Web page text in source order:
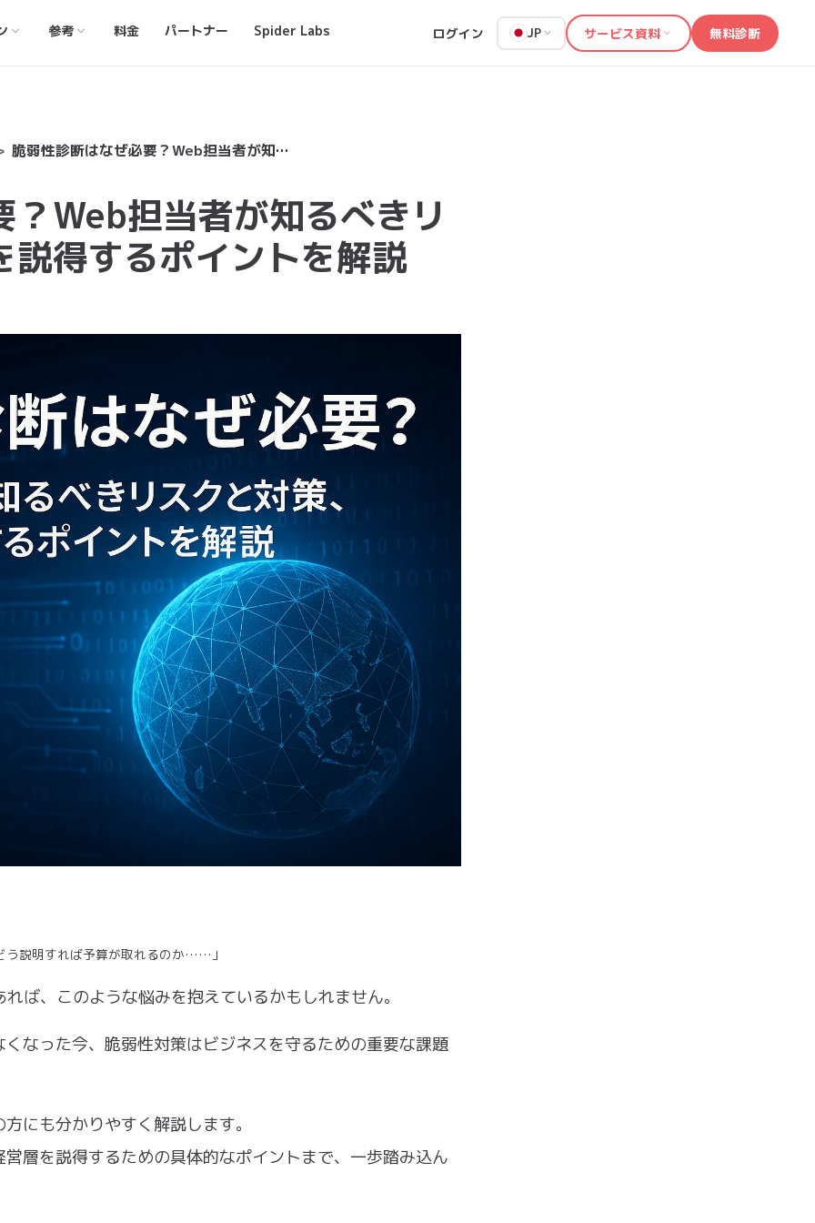
参考 料金 パートナー Spider Labs ログイン JP サービス資料 無料診断
脆弱性診断はなぜ必要？Web担当者が知るべきリスクと対策、経営層を説得するポイントを解説
Web担当者が知るべきリ
得するポイントを解説
う説明すれば予算が取れるのか……」
ば、このような悩みを抱えているかもしれません。
なった今、脆弱性対策はビジネスを守るための重要な課題
にも分かりやすく解説します。
層を説得するための具体的なポイントまで、一歩踏み込ん